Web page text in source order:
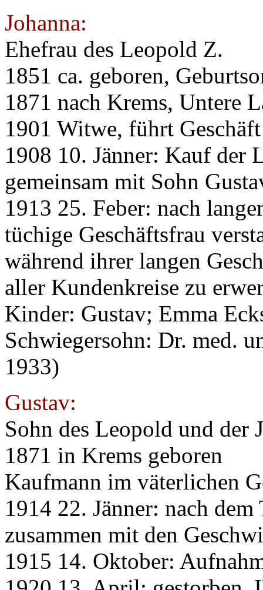
Johanna:
Ehefrau des Leopold Z.
1851 ca. geboren,
1871 nach Krems, Untere
1901 Witwe, führt
1908 10. Jänner: Kauf der
gemeinsam mit Sohn
1913 25. Feber: nach
tüchige Geschäftsfrau
während ihrer langen
aller Kundenkreise zu
Kinder: Gustav; Emma
Schwiegersohn: Dr. med.
1933)
Gustav:
Sohn des Leopold und der
1871 in Krems geboren
Kaufmann im väterlichen
1914 22. Jänner: nach
zusammen mit den
1915 14. Oktober: